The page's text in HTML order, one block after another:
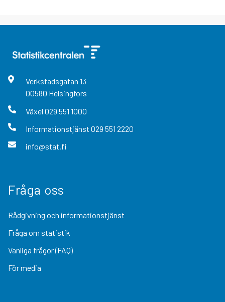
Verkstadsgatan 13
00580 Helsingfors
Växel 029 551 1000
Informationstjänst 029 551 2220
info@stat.fi
Fråga oss
Rådgivning och informationstjänst
Fråga om statistik
Vanliga frågor (FAQ)
För media